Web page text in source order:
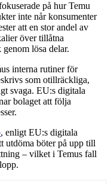
på hur Temu
inte når konsumenter
att en stor andel av
över tillåtna
lösa delar.
interna rutiner för
som otillräckliga,
svaga. EU:s digitala
bolaget att följa
, enligt EU:s digitala
utdöma böter på upp till
– vilket i Temus fall